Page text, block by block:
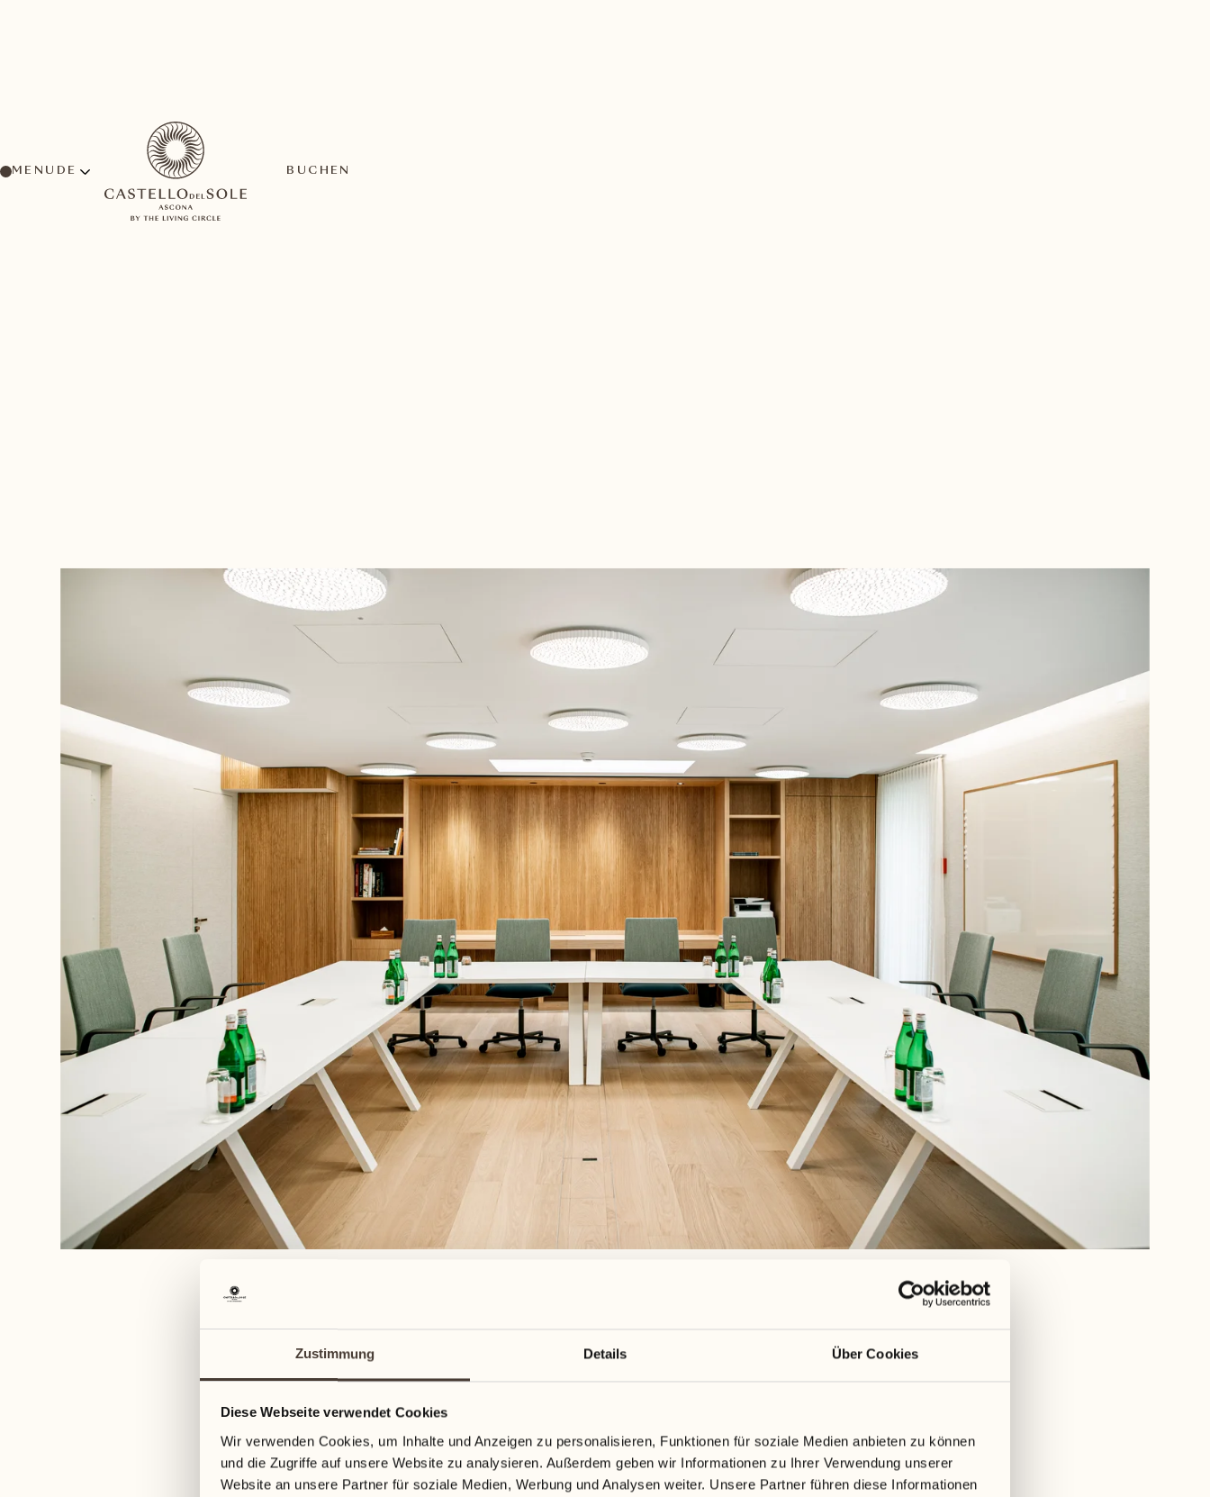
Zustimmung Details Über Cookies
Diese Webseite verwendet Cookies
Wir verwenden Cookies, um Inhalte und Anzeigen zu personalisieren, Funktionen für soziale Medien anbieten zu können
und die Zugriffe auf unsere Website zu analysieren. Außerdem geben wir Informationen zu Ihrer Verwendung unserer
Website an unsere Partner für soziale Medien, Werbung und Analysen weiter. Unsere Partner führen diese Informationen
MENU BUCHEN